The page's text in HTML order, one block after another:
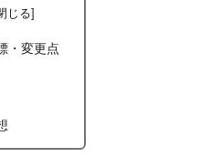
・変更点